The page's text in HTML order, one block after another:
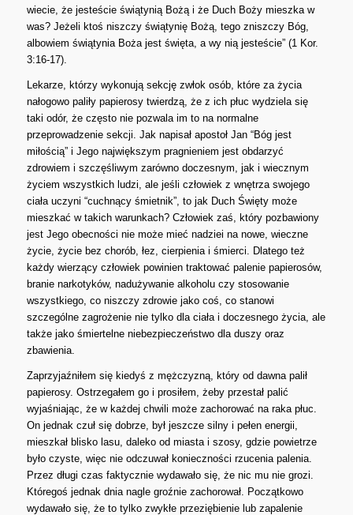
wiecie, że jesteście świątynią Bożą i że Duch Boży mieszka w
was? Jeżeli ktoś niszczy świątynię Bożą, tego zniszczy Bóg,
albowiem świątynia Boża jest święta, a wy nią jesteście” (1 Kor.
3:16-17).
Lekarze, którzy wykonują sekcję zwłok osób, które za życia
nałogowo paliły papierosy twierdzą, że z ich płuc wydziela się
taki odór, że często nie pozwala im to na normalne
przeprowadzenie sekcji. Jak napisał apostoł Jan “Bóg jest
miłością” i Jego największym pragnieniem jest obdarzyć
zdrowiem i szczęśliwym zarówno doczesnym, jak i wiecznym
życiem wszystkich ludzi, ale jeśli człowiek z wnętrza swojego
ciała uczyni “cuchnący śmietnik”, to jak Duch Święty może
mieszkać w takich warunkach? Człowiek zaś, który pozbawiony
jest Jego obecności nie może mieć nadziei na nowe, wieczne
życie, życie bez chorób, łez, cierpienia i śmierci. Dlatego też
każdy wierzący człowiek powinien traktować palenie papierosów,
branie narkotyków, nadużywanie alkoholu czy stosowanie
wszystkiego, co niszczy zdrowie jako coś, co stanowi
szczególne zagrożenie nie tylko dla ciała i doczesnego życia, ale
także jako śmiertelne niebezpieczeństwo dla duszy oraz
zbawienia.
Zaprzyjaźniłem się kiedyś z mężczyzną, który od dawna palił
papierosy. Ostrzegałem go i prosiłem, żeby przestał palić
wyjaśniając, że w każdej chwili może zachorować na raka płuc.
On jednak czuł się dobrze, był jeszcze silny i pełen energii,
mieszkał blisko lasu, daleko od miasta i szosy, gdzie powietrze
było czyste, więc nie odczuwał konieczności rzucenia palenia.
Przez długi czas faktycznie wydawało się, że nic mu nie grozi.
Któregoś jednak dnia nagle groźnie zachorował. Początkowo
wydawało się, że to tylko zwykłe przeziębienie lub zapalenie